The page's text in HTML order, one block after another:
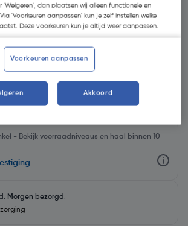
Excl. btw € 214,05
- Bekijk voorraadniveaus en haal binnen 10
Morgen bezorgd .
'Weigeren', dan plaatsen wij alleen functionele en
'Voorkeuren aanpassen' kun je zelf instellen welke
Deze voorkeuren kun je altijd weer aanpassen.
Voorkeuren aanpassen
Akkoord